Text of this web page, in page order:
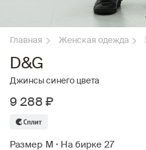
Главная Женская одежда
D&G
Джинсы синего цвета
9 288 ₽
Размер M • На бирке 27